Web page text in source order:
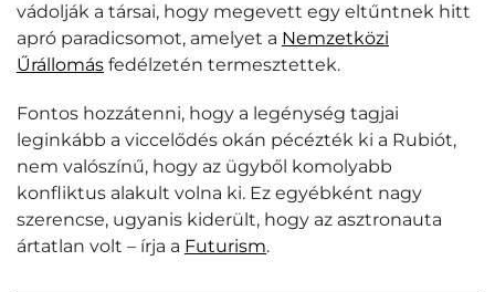
vádolják a társai, hogy megevett egy eltűntnek hitt
apró paradicsomot, amelyet a Nemzetközi
Űrállomás fedélzetén termesztettek.
Fontos hozzátenni, hogy a legénység tagjai
leginkább a viccelődés okán pécézték ki a Rubiót,
nem valószínű, hogy az ügyből komolyabb
konfliktus alakult volna ki. Ez egyébként nagy
szerencse, ugyanis kiderült, hogy az asztronauta
ártatlan volt – írja a Futurism.